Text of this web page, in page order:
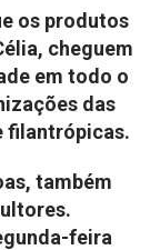
os produtos
cheguem
em todo o
das
filantrópicas.
também
feira